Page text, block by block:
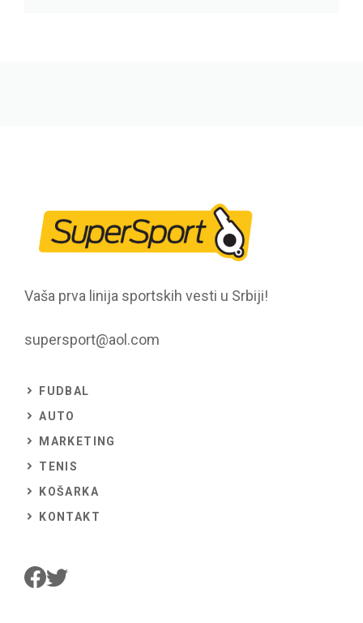
Vaša prva linija sportskih vesti u Srbiji!
supersport@aol.com
FUDBAL
AUTO
MARKETING
TENIS
KOŠARKA
KONTAKT